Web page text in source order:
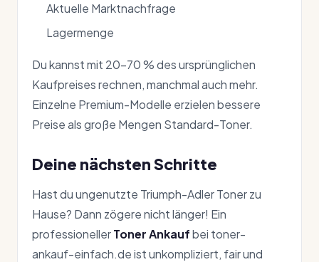
Aktuelle Marktnachfrage
Lagermenge
Du kannst mit 20–70 % des ursprünglichen
Kaufpreises rechnen, manchmal auch mehr.
Einzelne Premium-Modelle erzielen bessere
Preise als große Mengen Standard-Toner.
Deine nächsten Schritte
Hast du ungenutzte Triumph-Adler Toner zu
Hause? Dann zögere nicht länger! Ein
professionellerToner Ankaufbei toner-
ankauf-einfach.de ist unkompliziert, fair und